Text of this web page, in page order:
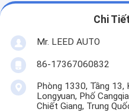
Chi
Mr. LEED AUTO
86-17367060832
Phòng 1330, Tầng 13,
Longyuan, Phố
Chiết Giang, Trung